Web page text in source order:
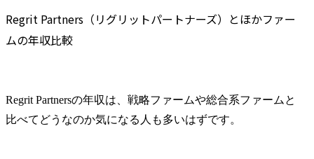
Regrit Partners（リグリットパートナーズ）とほかファー
ムの年収比較
Regrit Partnersの年収は、戦略ファームや総合系ファームと
比べてどうなのか気になる人も多いはずです。